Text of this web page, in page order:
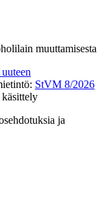
muuttamisesta
: StVM 8/2026
ja